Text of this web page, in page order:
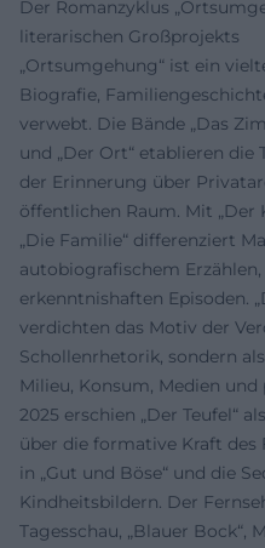
Der Romanzyklus
literarischen Großprojekts
„Ortsumgehung“ ist ein
Biografie,
verwebt. Die Bände „Das
und „Der Ort“ etablieren
der Erinnerung über
öffentlichen Raum. Mit „Der
„Die Familie“ differenziert
autobiografischem
erkenntnishaften Episoden.
verdichten das Motiv der
Schollenrhetorik, sondern
Milieu, Konsum, Medien
2025 erschien „Der Teufel“
über die formative Kraft des
in „Gut und Böse“ und die
Kindheitsbildern. Der
Tagesschau, „Blauer Bock“,